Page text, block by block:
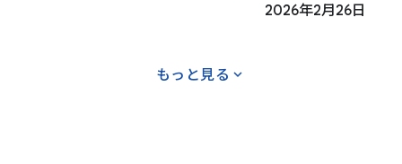
2026年2月26日
もっと見る expand_more